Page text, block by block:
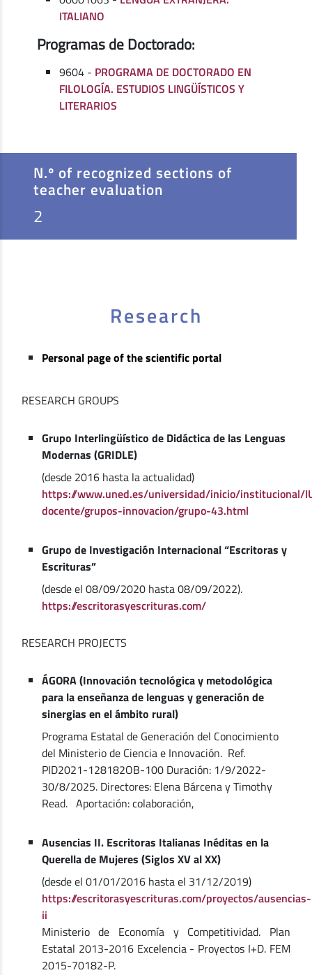
ITALIANO
Programas de Doctorado:
9604 - PROGRAMA DE DOCTORADO EN
FILOLOGÍA. ESTUDIOS LINGÜÍSTICOS Y
LITERARIOS
N.º of recognized sections of
teacher evaluation
2
Research
Personal page of the scientific portal
RESEARCH GROUPS
Grupo Interlingüístico de Didáctica de las Lenguas
Modernas (GRIDLE)
(desde 2016 hasta la actualidad)
https://www.uned.es/universidad/inicio/institucional/
docente/grupos-innovacion/grupo-43.html
Grupo de Investigación Internacional “Escritoras y
Escrituras”
(desde el 08/09/2020 hasta 08/09/2022).
https://escritorasyescrituras.com/
RESEARCH PROJECTS
ÁGORA (Innovación tecnológica y metodológica
para la enseñanza de lenguas y generación de
sinergias en el ámbito rural)
Programa Estatal de Generación del Conocimiento
del Ministerio de Ciencia e Innovación. Ref.
PID2021-128182OB-100 Duración: 1/9/2022-
30/8/2025. Directores: Elena Bárcena y Timothy
Read. Aportación: colaboración,
Ausencias II. Escritoras Italianas Inéditas en la
Querella de Mujeres (Siglos XV al XX)
(desde el 01/01/2016 hasta el 31/12/2019)
https://escritorasyescrituras.com/proyectos/ausencias-
ii
Ministerio de Economía y Competitividad. Plan
Estatal 2013-2016 Excelencia - Proyectos I+D. FEM
2015-70182-P.